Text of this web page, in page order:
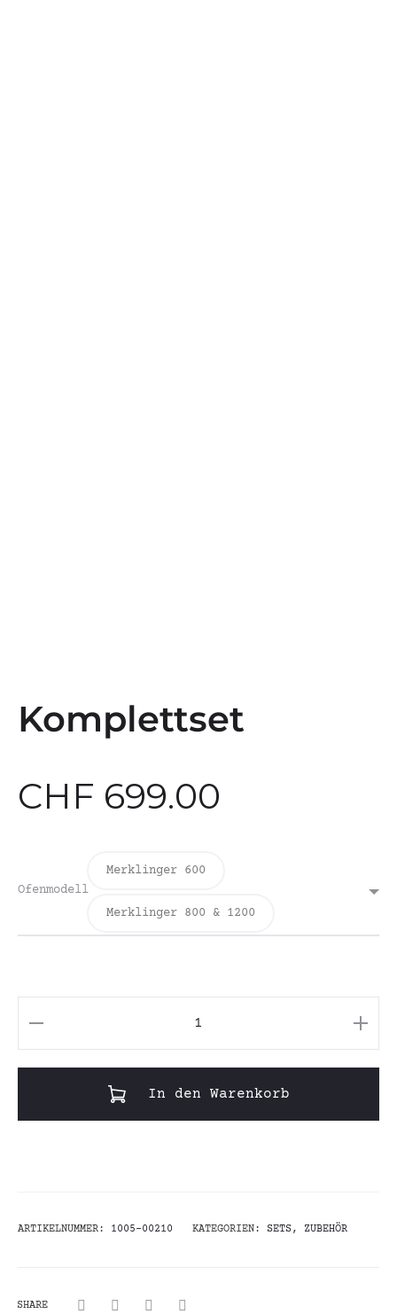
Komplettset
CHF 699.00
Ofenmodell
Merklinger 600
Merklinger 800 & 1200
In den Warenkorb
ARTIKELNUMMER: 1005-00210 KATEGORIEN: SETS, ZUBEHÖR
SHARE